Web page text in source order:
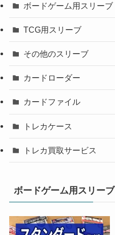
ボードゲーム用スリーブ
TCG用スリーブ
その他のスリーブ
カードローダー
カードファイル
トレカケース
トレカ買取サービス
ボードゲーム用スリーブ